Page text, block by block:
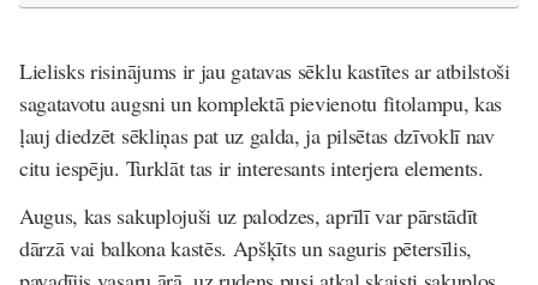
Lielisks risinājums ir jau gatavas sēklu kastītes ar atbilstoši
sagatavotu augsni un komplektā pievienotu fitolampu, kas
ļauj diedzēt sēkliņas pat uz galda, ja pilsētas dzīvoklī nav
citu iespēju. Turklāt tas ir interesants interjera elements.
Augus, kas sakuplojuši uz palodzes, aprīlī var pārstādīt
dārzā vai balkona kastēs. Apšķīts un saguris pētersīlis,